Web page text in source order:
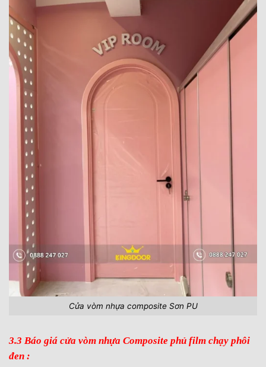
Cửa vòm nhựa composite Sơn PU
3.3 Báo giá cửa vòm nhựa Composite phủ film chạy phôi
đen :